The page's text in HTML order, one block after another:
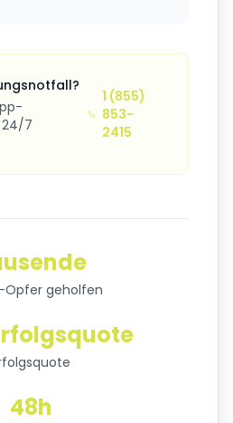
24/7
1 (855)
853-
2415
Opfer geholfen
48h